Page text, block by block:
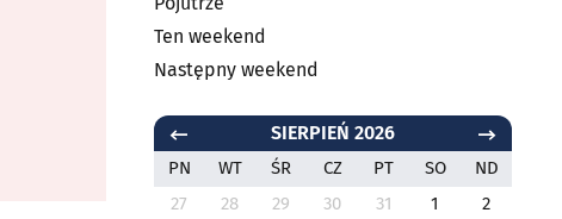
Ten weekend
Następny weekend
SIERPIEŃ 2026
PN WT ŚR CZ PT SO
ND
27
28 29 30 31 1
2